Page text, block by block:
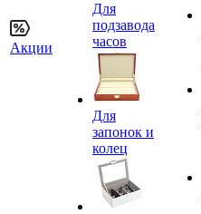
Акции
Для
подзавода
часов
Для
запонок и
колец